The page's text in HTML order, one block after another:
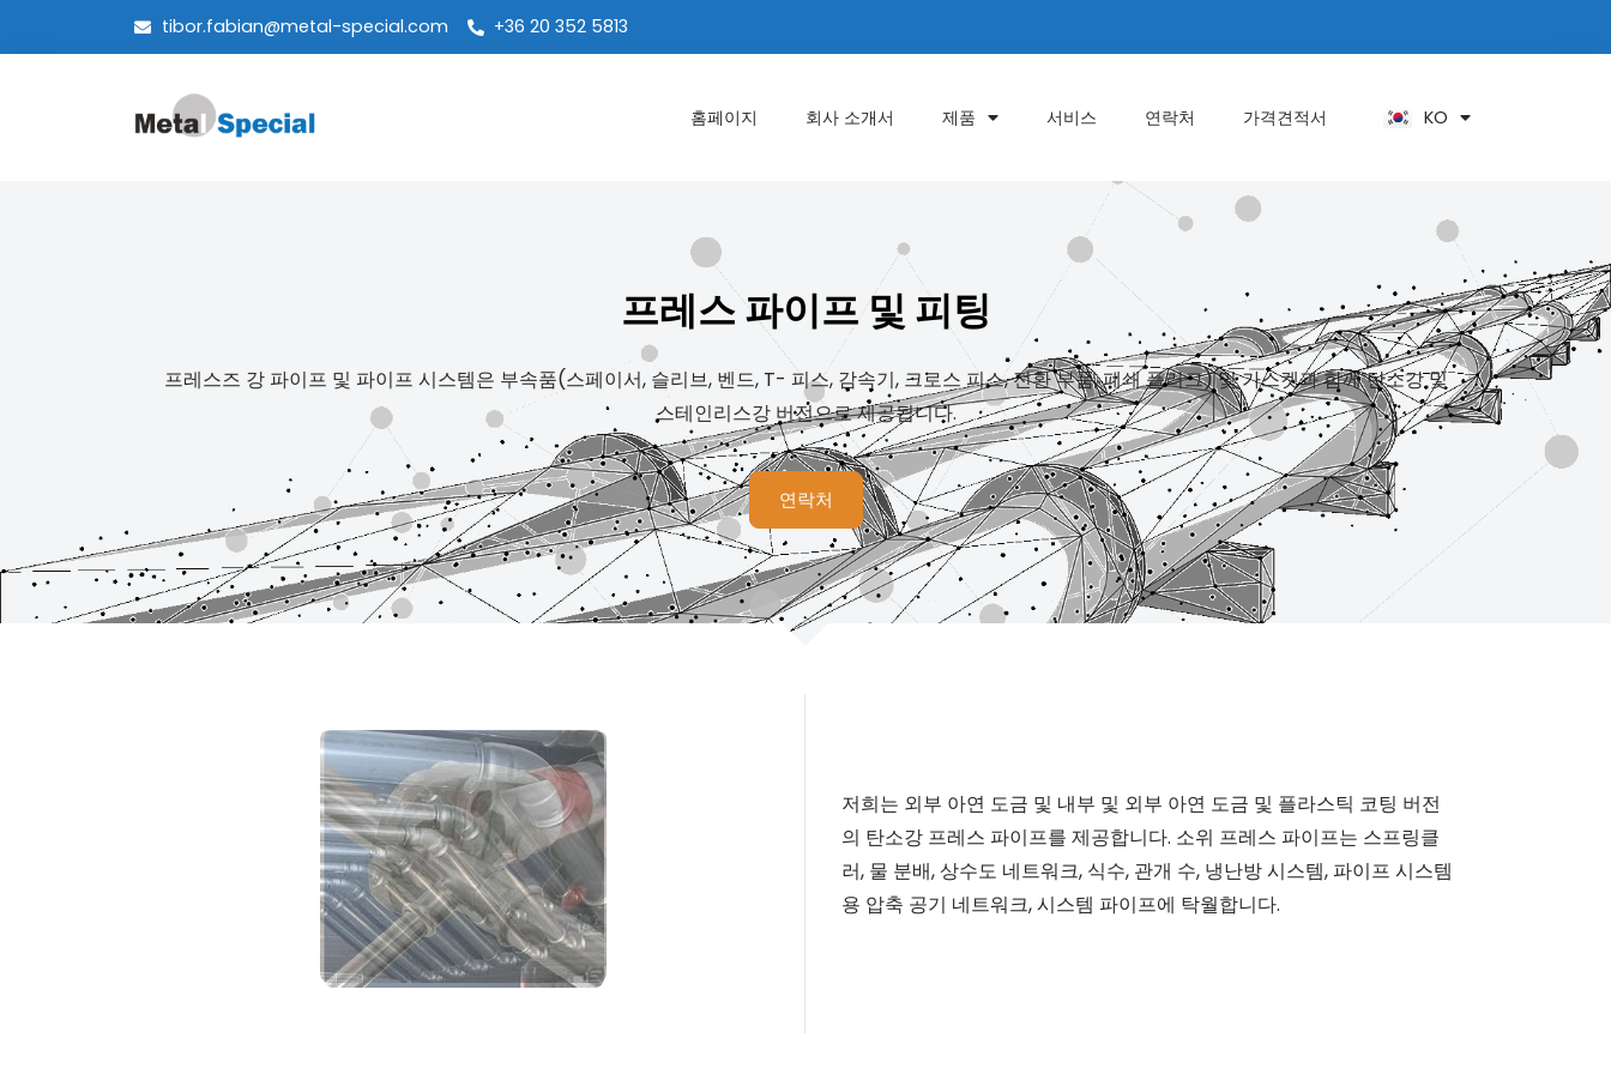
tibor.fabian@metal-special.com +36 20 352 5813
홈페이지 회사 소개서 제품 서비스 연락처 가격견적서 KO
AR
프레스 파이프 및 피팅
프레스즈 강 파이프 및 파이프 시스템은 부속품(스페이서, 슬리브, 벤드, T- 피스, 감속기, 크로스 피스, 전환 부품, 폐쇄 플러그) 및 가스켓과 함께 탄소강 및
스테인리스강 버전으로 제공됩니다.
연락처
저희는 외부 아연 도금 및 내부 및 외부 아연 도금 및 플라스틱 코팅 버전
의 탄소강 프레스 파이프를 제공합니다. 소위 프레스 파이프는 스프링클
러, 물 분배, 상수도 네트워크, 식수, 관개 수, 냉난방 시스템, 파이프 시스템
용 압축 공기 네트워크, 시스템 파이프에 탁월합니다.